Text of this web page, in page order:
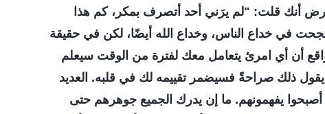
أنك قلت: "لم يرَني أحد أتصرف بمكر، كم هذا
في خداع الناس، وخداع الله أيضًا، لكن في حقيقة
أن أي امرئ يتعامل معك لفترة من الوقت سيعلم
ذلك صراحةً فسيضمر تقييمه لك في قلبه. العديد
يفهمونهم. ما إن يدرك الجميع جوهرهم حتى